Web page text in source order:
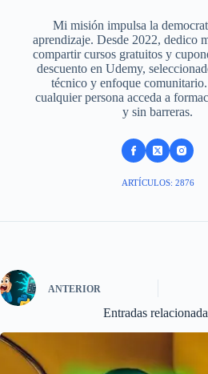
Mi misión impulsa la
aprendizaje. Desde 2022, dedico
compartir cursos gratuitos y
descuento en Udemy,
técnico y enfoque
cualquier persona acceda a
y sin barreras.
ARTÍCULOS: 2876
ANTERIOR
Entradas